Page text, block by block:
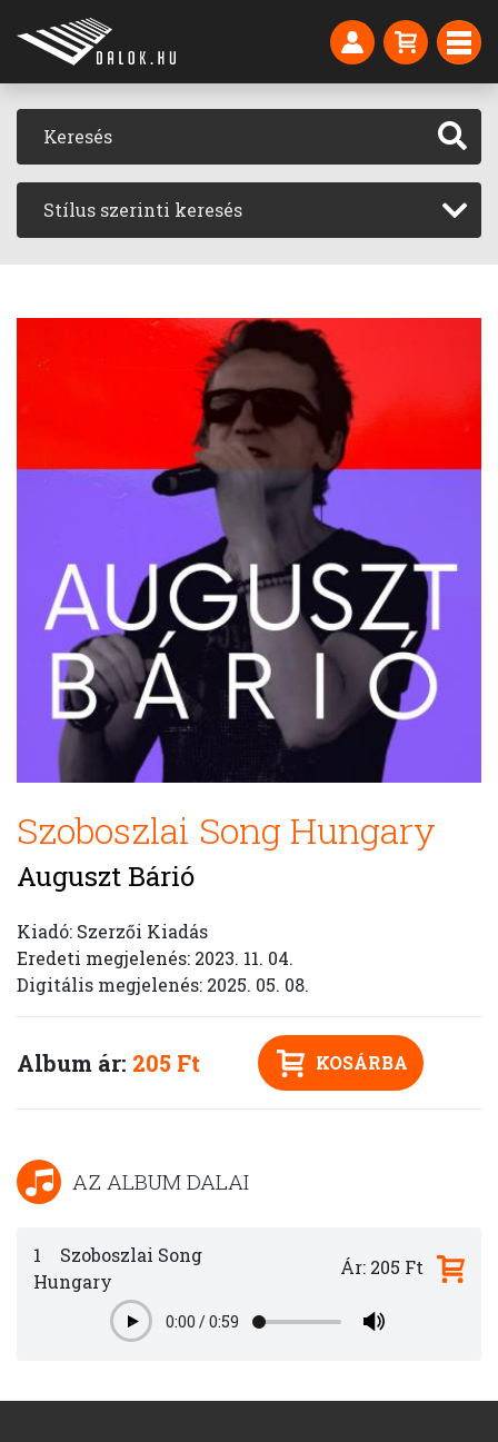
Stílus szerinti keresés
Szoboszlai Song Hungary
Auguszt Bárió
Kiadó: Szerzői Kiadás
Eredeti megjelenés: 2023. 11. 04.
Digitális megjelenés: 2025. 05. 08.
Album ár: 205 Ft KOSÁRBA
AZ ALBUM DALAI
1
Szoboszlai Song
Hungary
Play0:00 /0:59
Ár: 205 Ft